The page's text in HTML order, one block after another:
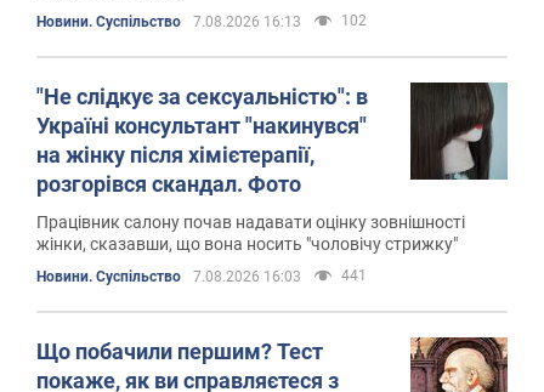
Новини. Суспільство 7.08.2026 16:13 102
"Не слідкує за сексуальністю": в
Україні консультант "накинувся"
на жінку після хімієтерапії,
розгорівся скандал. Фото
Працівник салону почав надавати оцінку зовнішності
жінки, сказавши, що вона носить "чоловічу стрижку"
Новини. Суспільство 7.08.2026 16:03 441
Що побачили першим? Тест
покаже, як ви справляєтеся з